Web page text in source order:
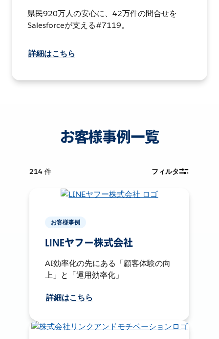
県民920万人の安心に、42万件の問合せを
Salesforceが支える#7119。
詳細はこちら
お客様事例一覧
214 件 フィルタ
お客様事例
LINEヤフー株式会社
AI効率化の先にある「顧客体験の向
上」と「運用効率化」
詳細はこちら